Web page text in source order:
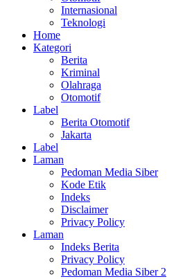
Internasional
Teknologi
Home
Kategori
Berita
Kriminal
Olahraga
Otomotif
Label
Berita Otomotif
Jakarta
Label
Laman
Pedoman Media Siber
Kode Etik
Indeks
Disclaimer
Privacy Policy
Laman
Indeks Berita
Privacy Policy
Pedoman Media Siber 2